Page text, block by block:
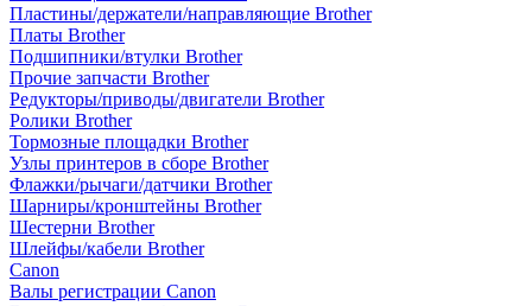
Пластины/держатели/направляющие Brother
Платы Brother
Подшипники/втулки Brother
Прочие запчасти Brother
Редукторы/приводы/двигатели Brother
Ролики Brother
Тормозные площадки Brother
Узлы принтеров в сборе Brother
Флажки/рычаги/датчики Brother
Шарниры/кронштейны Brother
Шестерни Brother
Шлейфы/кабели Brother
Canon
Валы регистрации Canon